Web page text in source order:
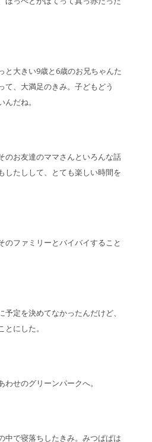
と大きい9歳と6歳のお兄ちゃんた
て、大満足のきみ。子どもどう
だね。
のお友達のママさんといろんな話
したしして、とても楽しい時間を
のファミリーとバイバイすること
定を決めてなかったんだけど、
にした。
せのグリーンパークへ。
中で寝落ちしたきみ。みつぱぱは